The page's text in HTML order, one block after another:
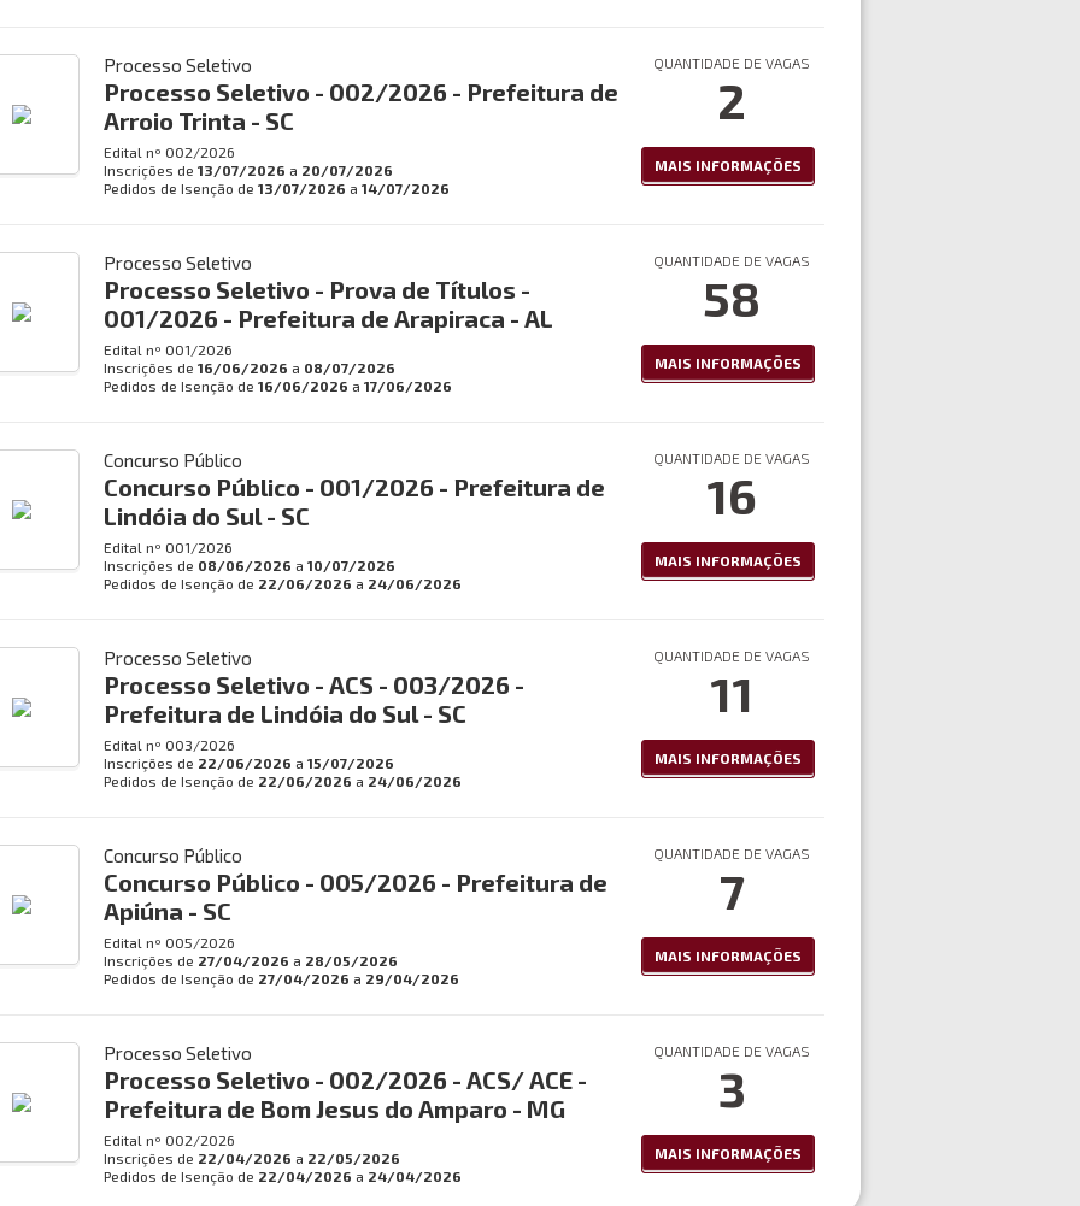
Processo Seletivo
Processo Seletivo - 002/2026 - Prefeitura de
Arroio Trinta - SC
Edital nº 002/2026
Inscrições de 13/07/2026 a 20/07/2026
Pedidos de Isenção de 13/07/2026 a 14/07/2026
QUANTIDADE DE VAGAS
2
MAIS INFORMAÇÕES
Processo Seletivo
Processo Seletivo - Prova de Títulos -
001/2026 - Prefeitura de Arapiraca - AL
Edital nº 001/2026
Inscrições de 16/06/2026 a 08/07/2026
Pedidos de Isenção de 16/06/2026 a 17/06/2026
QUANTIDADE DE VAGAS
58
MAIS INFORMAÇÕES
Concurso Público
Concurso Público - 001/2026 - Prefeitura de
Lindóia do Sul - SC
Edital nº 001/2026
Inscrições de 08/06/2026 a 10/07/2026
Pedidos de Isenção de 22/06/2026 a 24/06/2026
QUANTIDADE DE VAGAS
16
MAIS INFORMAÇÕES
Processo Seletivo
Processo Seletivo - ACS - 003/2026 -
Prefeitura de Lindóia do Sul - SC
Edital nº 003/2026
Inscrições de 22/06/2026 a 15/07/2026
Pedidos de Isenção de 22/06/2026 a 24/06/2026
QUANTIDADE DE VAGAS
11
MAIS INFORMAÇÕES
Concurso Público
Concurso Público - 005/2026 - Prefeitura de
Apiúna - SC
Edital nº 005/2026
Inscrições de 27/04/2026 a 28/05/2026
Pedidos de Isenção de 27/04/2026 a 29/04/2026
QUANTIDADE DE VAGAS
7
MAIS INFORMAÇÕES
Processo Seletivo
Processo Seletivo - 002/2026 - ACS/ ACE -
Prefeitura de Bom Jesus do Amparo - MG
Edital nº 002/2026
Inscrições de 22/04/2026 a 22/05/2026
Pedidos de Isenção de 22/04/2026 a 24/04/2026
QUANTIDADE DE VAGAS
3
MAIS INFORMAÇÕES